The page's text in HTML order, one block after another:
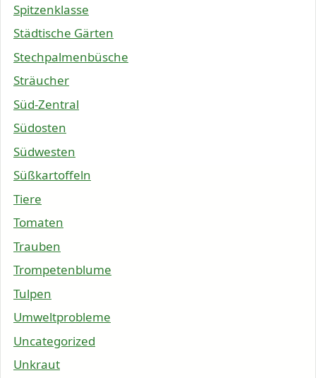
Spitzenklasse
Städtische Gärten
Stechpalmenbüsche
Sträucher
Süd-Zentral
Südosten
Südwesten
Süßkartoffeln
Tiere
Tomaten
Trauben
Trompetenblume
Tulpen
Umweltprobleme
Uncategorized
Unkraut